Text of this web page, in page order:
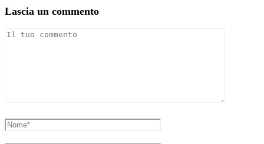
Lascia un commento